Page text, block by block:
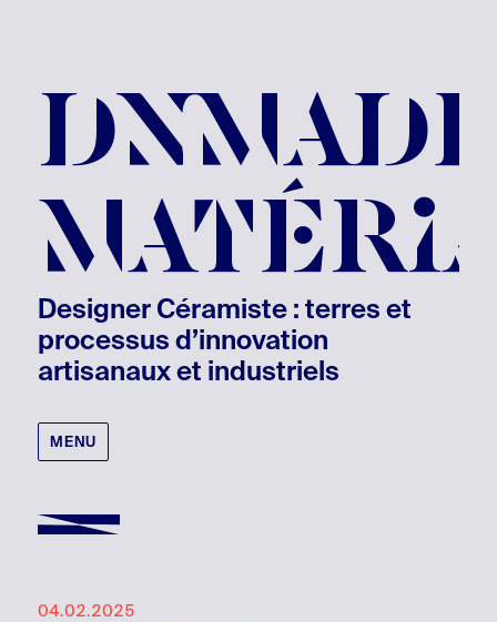
Designer Céramiste : terres et
processus d’innovation
artisanaux et industriels
MENU
04.02.2025